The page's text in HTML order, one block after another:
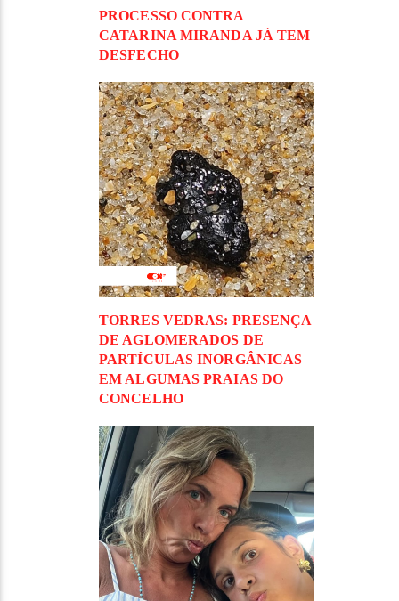
PROCESSO CONTRA
CATARINA MIRANDA JÁ TEM
DESFECHO
TORRES VEDRAS: PRESENÇA
DE AGLOMERADOS DE
PARTÍCULAS INORGÂNICAS
EM ALGUMAS PRAIAS DO
CONCELHO